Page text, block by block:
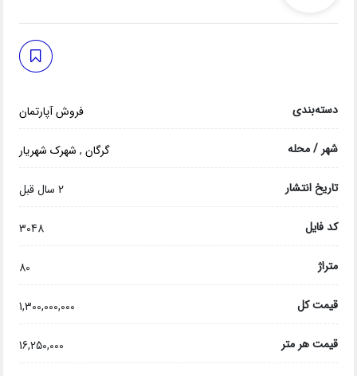
دسته‌بندی فروش آپارتمان
شهر / محله گرگان, شهرک شهریار
تاریخ انتشار 2 سال قبل
کد فایل 3048
متراژ 80
قیمت کل 1,300,000,000
قیمت هر متر 16,250,000